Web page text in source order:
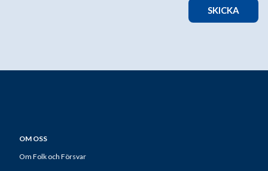
SKICKA
OM OSS
Om Folk och Försvar